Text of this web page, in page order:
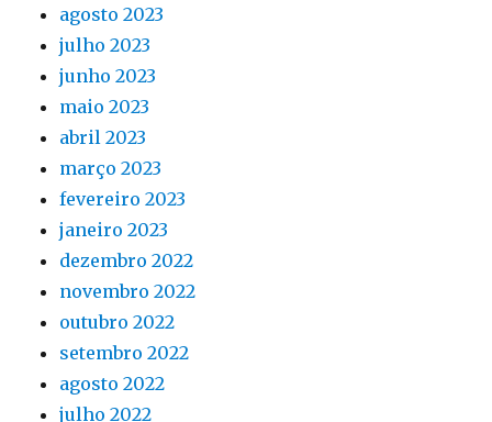
agosto 2023
julho 2023
junho 2023
maio 2023
abril 2023
março 2023
fevereiro 2023
janeiro 2023
dezembro 2022
novembro 2022
outubro 2022
setembro 2022
agosto 2022
julho 2022